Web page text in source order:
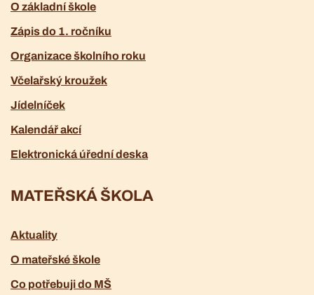
O základní škole
Zápis do 1. ročníku
Organizace školního roku
Včelařský kroužek
Jídelníček
Kalendář akcí
Elektronická úřední deska
MATEŘSKÁ ŠKOLA
Aktuality
O mateřské škole
Co potřebuji do MŠ